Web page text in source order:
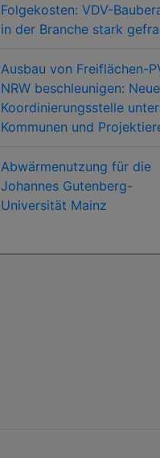
Folgekosten: VDV-
in der Branche stark
Ausbau von Freiflächen-
NRW beschleunigen: Neue
Koordinierungsstelle
Kommunen und
Abwärmenutzung für die
Johannes Gutenberg-
Universität Mainz